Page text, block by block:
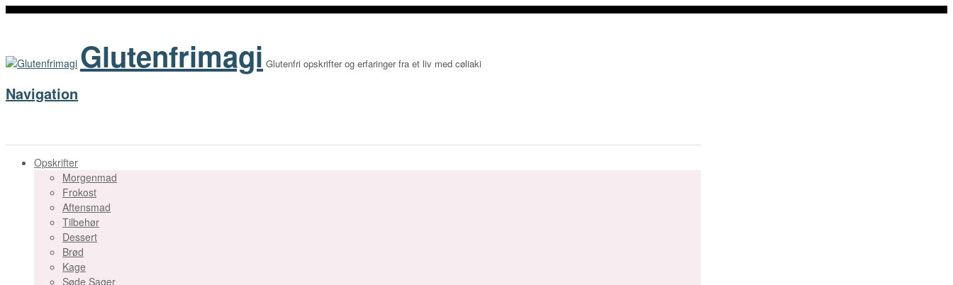
Glutenfrimagi Glutenfri opskrifter og erfaringer fra et liv med cøliaki
Navigation
Opskrifter
Morgenmad
Frokost
Aftensmad
Tilbehør
Dessert
Brød
Kage
Søde Sager